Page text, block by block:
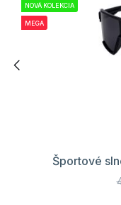
NOVÁ KOLEKCIA
MEGA
Športové